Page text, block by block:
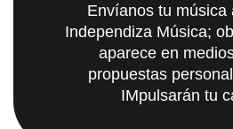
Envíanos tu música
Independiza Música;
aparece en
propuestas
IMpulsarán tu